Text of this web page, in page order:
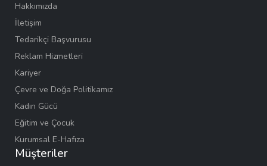
Hakkımızda
İletişim
Tedarikçi Başvurusu
Reklam Hizmetleri
Kariyer
Çevre ve Doğa Politikamız
Kadın Gücü
Eğitim ve Çocuk
Kurumsal E-Hafıza
Müşteriler